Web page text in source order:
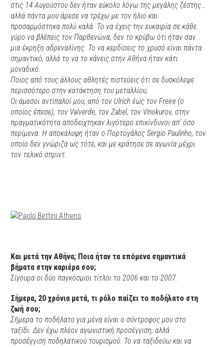
στις 14 Αυγούστου δεν ήταν εύκολο λόγω της μεγάλης ζέστης…
αλλά πάντα μου άρεσε να τρέχω με τον ήλιο και
προσαρμόστηκα πολύ καλά. Το να έχεις την ευκαιρία σε κάθε
γύρο να βλέπεις τον Παρθενώνα, δεν το κρύβω ότι ήταν σαν
μια έκρηξη αδρεναλίνης. Το να κερδίσεις το χρυσό είναι πάντα
σημαντικό, αλλά το να το κάνεις στην Αθήνα ήταν κάτι
μοναδικό.
Ποιος από τους άλλους αθλητές πιστεύεις ότι σε δυσκόλεψε
περισσότερο στην κατάκτηση του μεταλλίου;
Οι άμεσοι αντίπαλοί μου, από τον Ulrich έως τον Freire (ο
οποίος έπεσε), τον Valverde, τον Zabel, τον Vinokurov, στην
πραγματικότητα αποδείχτηκαν λιγότερο επικίνδυνοι απ’ όσο
περίμενα. Η αποκάλυψη ήταν ο Πορτογάλος Sergio Paulinho, τον
οποίο δεν γνώριζα ως τότε, και με κράτησε σε αγωνία μέχρι
τον τελικό σπριντ.
Και μετά την Αθήνα; Ποια ήταν τα επόμενα σημαντικά
βήματα στην καριέρα σου;
Σίγουρα οι δύο παγκόσμιοι τίτλοι το 2006 και το 2007.
Σήμερα, 20 χρόνια μετά, τι ρόλο παίζει το ποδήλατο στη
ζωή σου;
Σήμερα το ποδήλατο για μένα είναι ο σύντροφος μου στο
ταξίδι. Δεν έχω πλέον αγωνιστική προσέγγιση, αλλά
προσέγγιση ποδηλατικού τουρισμού. Το να ταξιδεύω και να